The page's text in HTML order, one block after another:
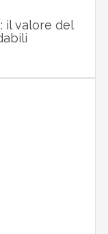
il valore del